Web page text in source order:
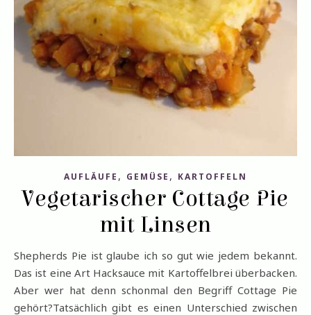
AUFLÄUFE , GEMÜSE , KARTOFFELN
Vegetarischer Cottage Pie
mit Linsen
Shepherds Pie ist glaube ich so gut wie jedem bekannt.
Das ist eine Art Hacksauce mit Kartoffelbrei überbacken.
Aber wer hat denn schonmal den Begriff Cottage Pie
gehört?Tatsächlich gibt es einen Unterschied zwischen